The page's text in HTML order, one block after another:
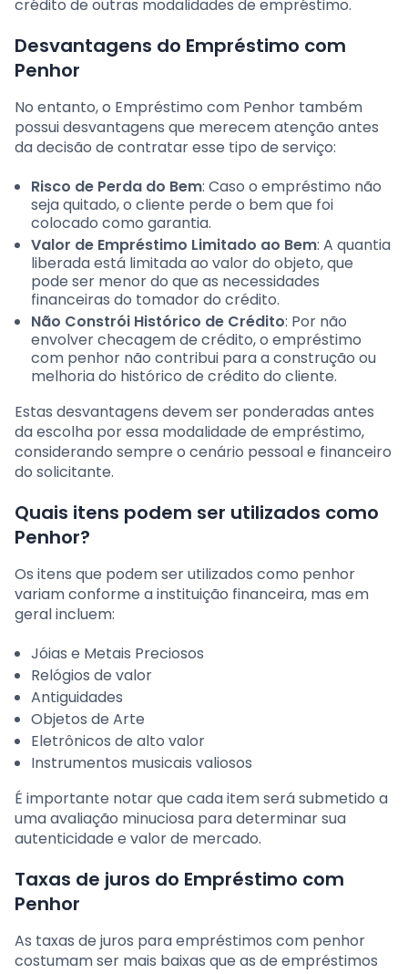
crédito de outras modalidades de empréstimo.
Desvantagens do Empréstimo com
Penhor
No entanto, o Empréstimo com Penhor também
possui desvantagens que merecem atenção antes
da decisão de contratar esse tipo de serviço:
Risco de Perda do Bem: Caso o empréstimo não
seja quitado, o cliente perde o bem que foi
colocado como garantia.
Valor de Empréstimo Limitado ao Bem: A quantia
liberada está limitada ao valor do objeto, que
pode ser menor do que as necessidades
financeiras do tomador do crédito.
Não Constrói Histórico de Crédito: Por não
envolver checagem de crédito, o empréstimo
com penhor não contribui para a construção ou
melhoria do histórico de crédito do cliente.
Estas desvantagens devem ser ponderadas antes
da escolha por essa modalidade de empréstimo,
considerando sempre o cenário pessoal e financeiro
do solicitante.
Quais itens podem ser utilizados como
Penhor?
Os itens que podem ser utilizados como penhor
variam conforme a instituição financeira, mas em
geral incluem:
Jóias e Metais Preciosos
Relógios de valor
Antiguidades
Objetos de Arte
Eletrônicos de alto valor
Instrumentos musicais valiosos
É importante notar que cada item será submetido a
uma avaliação minuciosa para determinar sua
autenticidade e valor de mercado.
Taxas de juros do Empréstimo com
Penhor
As taxas de juros para empréstimos com penhor
costumam ser mais baixas que as de empréstimos